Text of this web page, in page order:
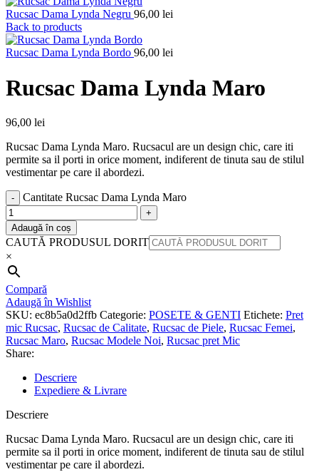
Rucsac Dama Lynda Negru 96,00 lei
Back to products
Rucsac Dama Lynda Bordo 96,00 lei
Rucsac Dama Lynda Maro
96,00 lei
Rucsac Dama Lynda Maro. Rucsacul are un design chic, care iti
permite sa il porti in orice moment, indiferent de tinuta sau de stilul
vestimentar pe care il abordezi.
Cantitate Rucsac Dama Lynda Maro
Adaugă în coș
CAUTĂ PRODUSUL DORIT
×
Compară
Adaugă în Wishlist
SKU: ec8b5a0d2ffb Categorie: POSETE & GENTI Etichete: Pret
mic Rucsac, Rucsac de Calitate, Rucsac de Piele, Rucsac Femei,
Rucsac Maro, Rucsac Modele Noi, Rucsac pret Mic
Share:
Descriere
Expediere & Livrare
Descriere
Rucsac Dama Lynda Maro. Rucsacul are un design chic, care iti
permite sa il porti in orice moment, indiferent de tinuta sau de stilul
vestimentar pe care il abordezi.